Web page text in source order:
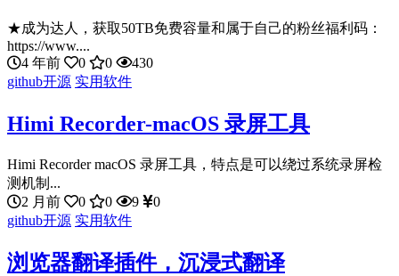
★成为达人，获取50TB免费容量和属于自己的粉丝福利码：
https://www....
4 年前
0 0
430
github开源 实用软件
Himi Recorder-macOS 录屏工具
Himi Recorder macOS 录屏工具，特点是可以绕过系统录屏检
测机制...
2 月前
0 0 9
0
github开源 实用软件
浏览器翻译插件，沉浸式翻译